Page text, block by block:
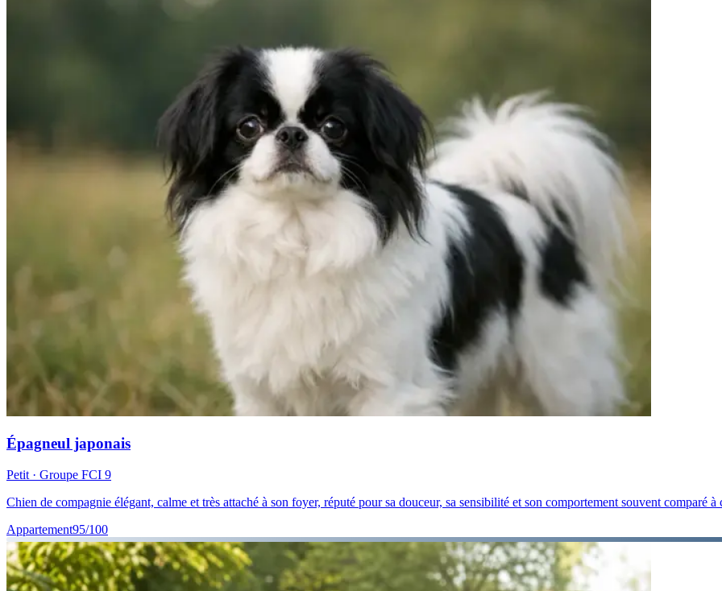
Épagneul japonais
Petit · Groupe FCI 9
Chien de compagnie élégant, calme et très attaché à son foyer, réputé pour sa douceur, sa sensibilité et son comportement souvent comparé à
Appartement95/100